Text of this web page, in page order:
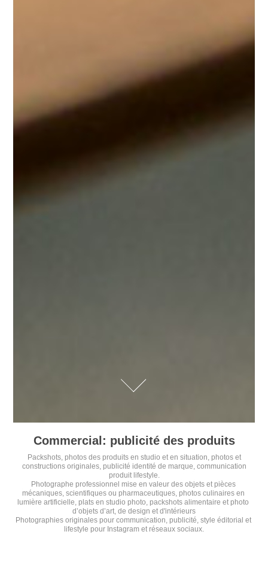
Commercial: publicité des produits
Packshots, photos des produits en studio et en situation, photos et
constructions originales, publicité identité de marque, communication
produit lifestyle.
Photographe professionnel mise en valeur des objets et pièces
mécaniques, scientifiques ou pharmaceutiques, photos culinaires en
lumière artificielle, plats en studio photo, packshots alimentaire et photo
d’objets d’art, de design et d'intérieurs
Photographies originales pour communication, publicité, style éditorial et
lifestyle pour Instagram et réseaux sociaux.